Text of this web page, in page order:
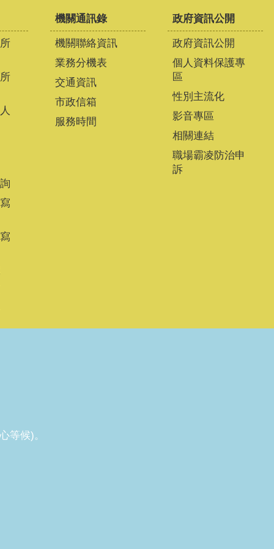
機關通訊錄
機關聯絡資訊
業務分機表
交通資訊
市政信箱
服務時間
政府資訊公開
政府資訊公開
個人資料保護專
區
性別主流化
影音專區
相關連結
職場霸凌防治申
訴
等候)。